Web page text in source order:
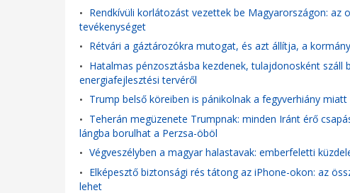
• Rendkívüli korlátozást vezettek be Magyarországon:
tevékenységet
• Rétvári a gáztározókra mutogat, és azt állítja, a
• Hatalmas pénzosztásba kezdenek, tulajdonosként
energiafejlesztési tervéről
• Trump belső köreiben is pánikolnak a fegyverhiány miatt
• Teherán megüzenete Trumpnak: minden Iránt érő
lángba borulhat a Perzsa-öböl
• Végveszélyben a magyar halastavak: emberfeletti
• Elképesztő biztonsági rés tátong az iPhone-okon: az
lehet